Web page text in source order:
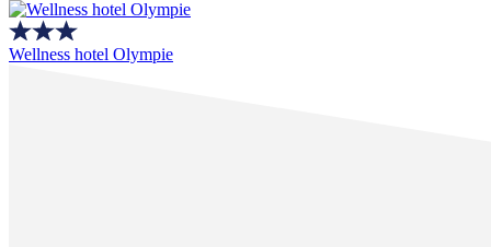
Wellness hotel Olympie